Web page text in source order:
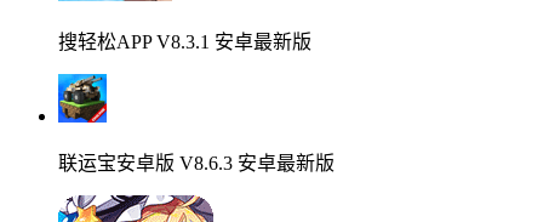
搜轻松APP V8.3.1 安卓最新版
联运宝安卓版 V8.6.3 安卓最新版